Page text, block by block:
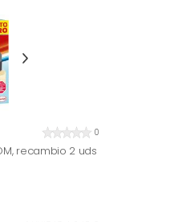
0
recambio 2 uds